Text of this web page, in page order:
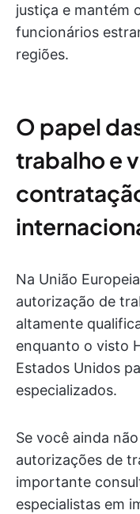
justiça e mantém
funcionários
regiões.
O papel
trabalho e
Na União
autorização de
altamente
enquanto o visto
Estados Unidos
especializados.
Se você ainda
autorizações de
importante
especialistas em